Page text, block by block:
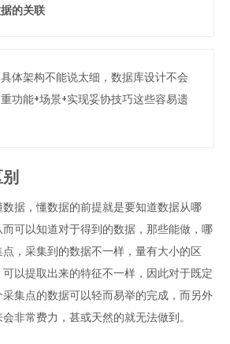
的关联
体架构不能说太细，数据库设计不会
功能+场景+实现妥协技巧这些容易遗
据，懂数据的前提就是要知道数据从哪
可以知道对于得到的数据，那些能做，哪
，采集到的数据不一样，量有大小的区
以提取出来的特征不一样，因此对于既定
集点的数据可以轻而易举的完成，而另外
非常费力，甚或天然的就无法做到。